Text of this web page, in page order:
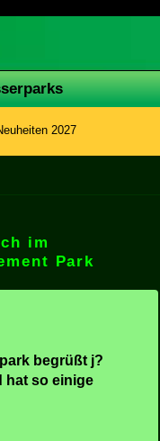
2027
im
Park
begrüßt j?
hat so einige